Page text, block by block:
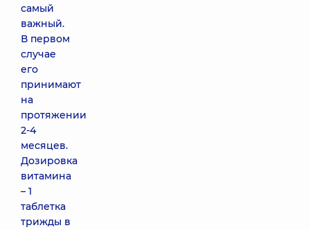
самый
важный.
В первом
случае
его
принимают
на
протяжении
2-4
месяцев.
Дозировка
витамина
– 1
таблетка
трижды в